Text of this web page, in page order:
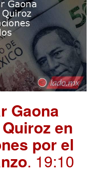
Gaona
en
por el
. 19:10